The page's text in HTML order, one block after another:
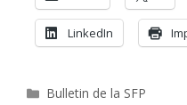
LinkedIn
Catégories
Bulletin de la SFP